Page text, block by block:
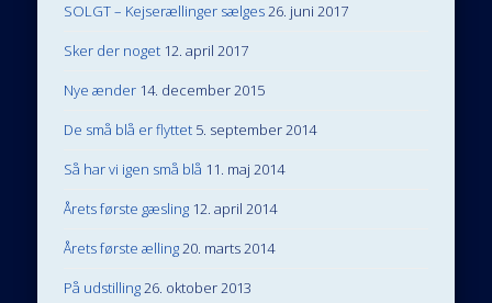
SOLGT – Kejserællinger sælges26. juni 2017
Sker der noget 12. april 2017
Nye ænder 14. december 2015
De små blå er flyttet 5. september 2014
Så har vi igen små blå 11. maj 2014
Årets første gæsling 12. april 2014
Årets første ælling20. marts 2014
På udstilling26. oktober 2013